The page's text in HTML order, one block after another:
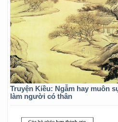
Truyện Kiều: Ngẫm hay muôn
làm người có thân